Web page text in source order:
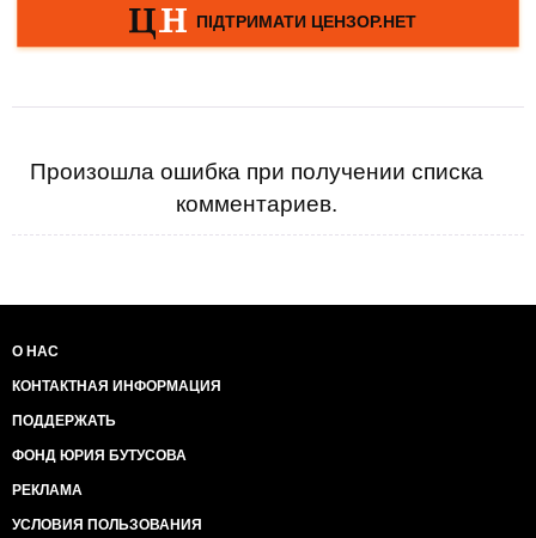
Произошла ошибка при получении списка
комментариев.
О НАС
КОНТАКТНАЯ ИНФОРМАЦИЯ
ПОДДЕРЖАТЬ
ФОНД ЮРИЯ БУТУСОВА
РЕКЛАМА
УСЛОВИЯ ПОЛЬЗОВАНИЯ